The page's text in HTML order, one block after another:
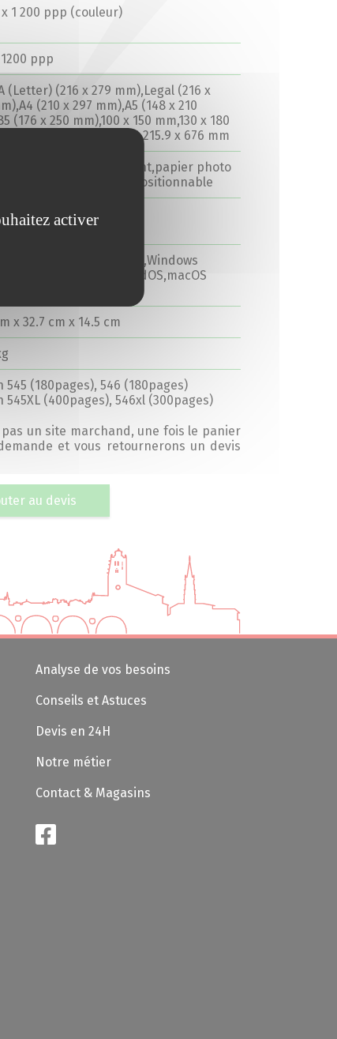
1 200 ppp (couleur)
ppp
(Letter) (216 x 279 mm),Legal (216 x
(210 x 297 mm),A5 (148 x 210
(176 x 250 mm),100 x 150 mm,130 x 180
x 127 mm,130 x 130 mm,215.9 x 676 mm
uni,papier photo brillant,papier photo
photo repositionnable
Fi(n)
7 SP1,Android,iOS,Windows
10,Chrome OS,iPadOS,macOS
x 32.7 cm x 14.5 cm
545 (180pages), 546 (180pages)
545XL (400pages), 546xl (300pages)
un site marchand, une fois le panier
et vous retournerons un devis
au devis
Analyse de vos besoins
Conseils et Astuces
Devis en 24H
Notre métier
Contact & Magasins
activer